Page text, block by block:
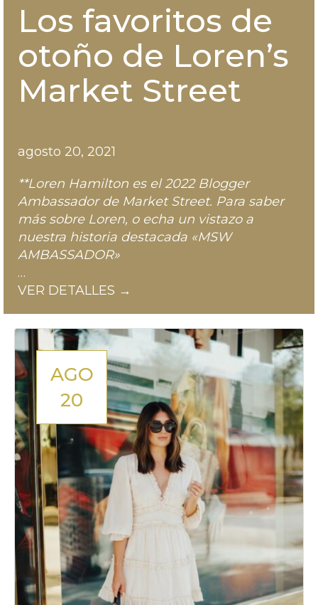
Los favoritos de
otoño de Loren’s
Market Street
agosto 20, 2021
**Loren Hamilton es el 2022 Blogger
Ambassador de Market Street. Para saber
más sobre Loren, o echa un vistazo a
nuestra historia destacada «MSW
AMBASSADOR»
…
VER DETALLES →
AGO
20